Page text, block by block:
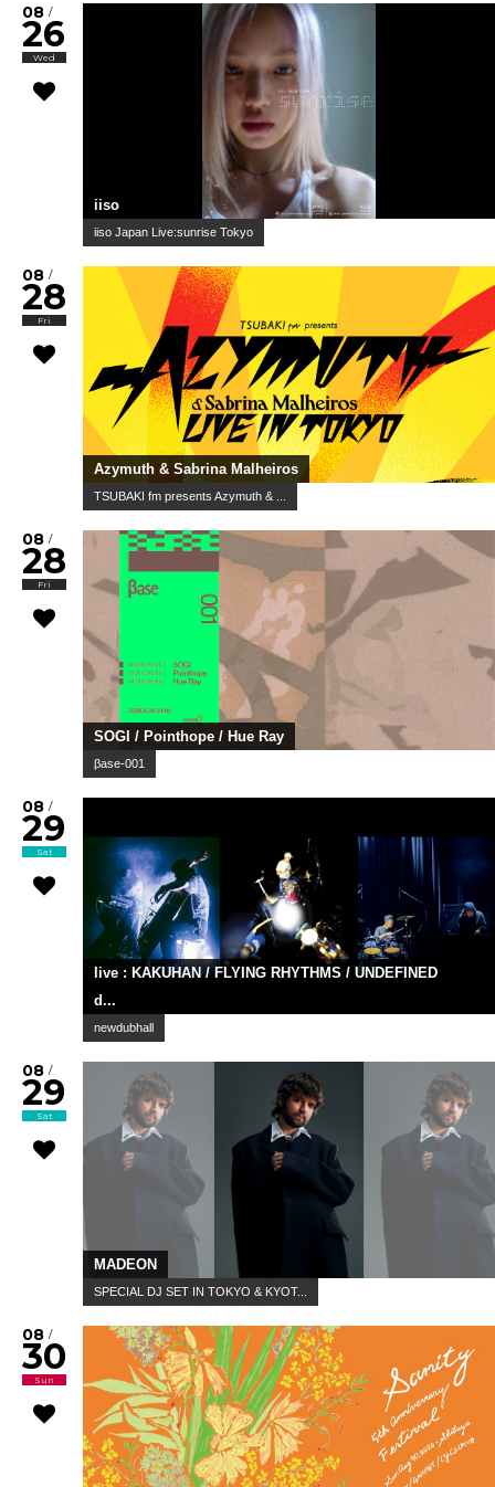
08 /
26
Wed
iiso
iiso Japan Live:sunrise Tokyo
08 /
28
Fri
Azymuth & Sabrina Malheiros
TSUBAKI fm presents Azymuth & ...
08 /
28
Fri
SOGI / Pointhope / Hue Ray
βase-001
08 /
29
Sat
live : KAKUHAN / FLYING RHYTHMS / UNDEFINED
d...
newdubhall
08 /
29
Sat
MADEON
SPECIAL DJ SET IN TOKYO & KYOT...
08 /
30
Sun